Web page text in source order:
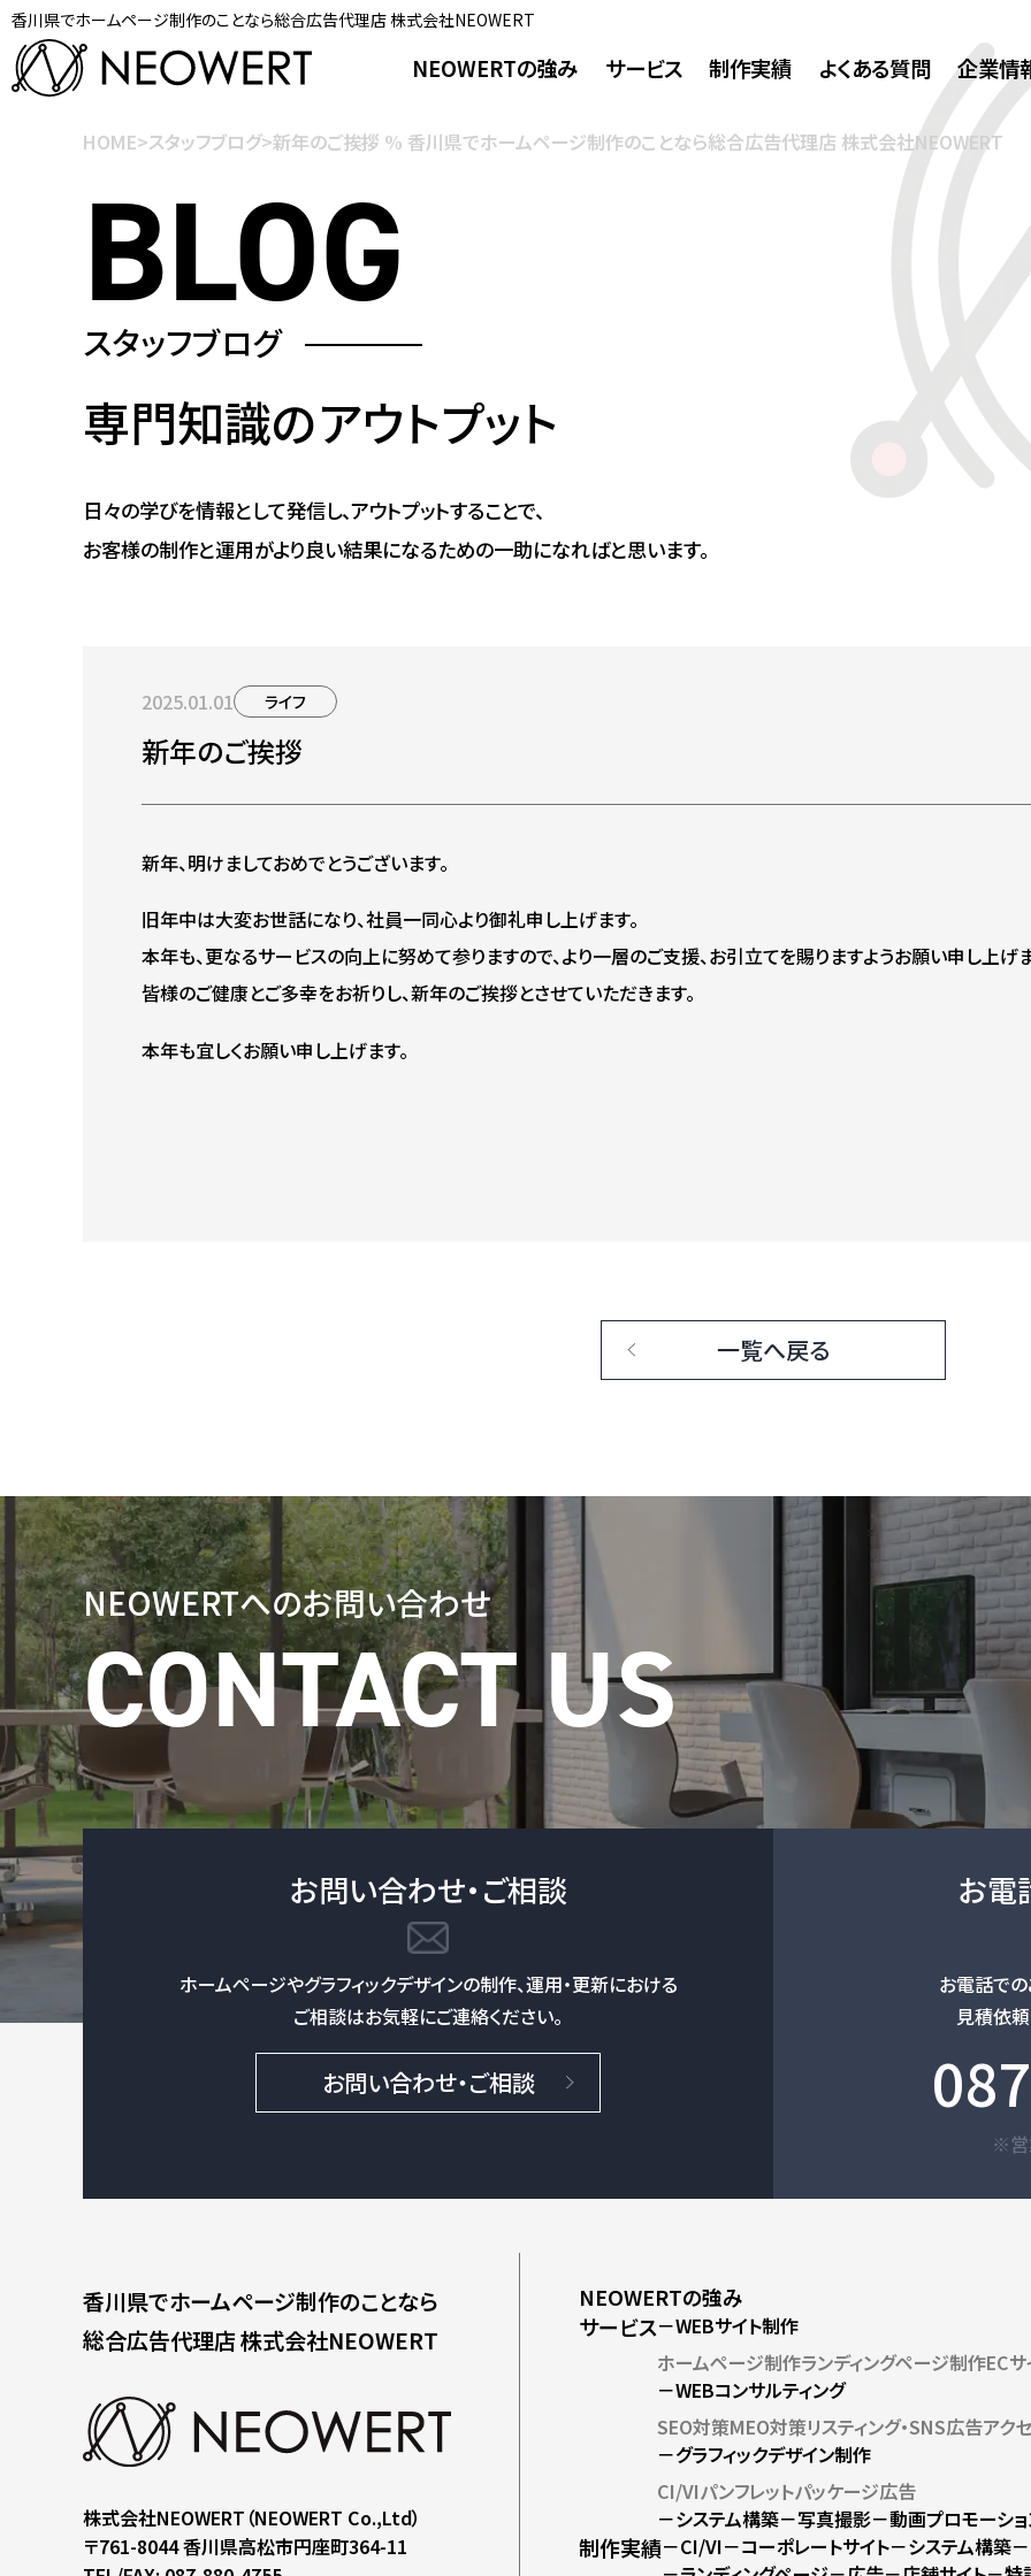
香川県でホームページ制作のことなら総合広告代理店 株式会社NEOWERT
NEOWERTの強み サービス
ECサイト制作
リスティング・SNS広告アクセス
広告
写真撮影 動画プロモ
制作実績 よくある質問 企業情
沿革
HOME>スタッフブログ>新年のご挨拶 % 香川県でホームページ制作のことなら総合広告代理店 株式会社NEOWERT
スタッフブログ
専門知識のアウトプット
日々の学びを情報として発信し、アウトプットすることで、
お客様の制作と運用がより良い結果になるための一助になればと思います。
2025.01.01 ライフ
新年のご挨拶
新年、明けましておめでとうございます。
旧年中は大変お世話になり、社員一同心より御礼申し上げます。
本年も、更なるサービスの向上に努めて参りますので、より一層のご支援、お引立てを賜りますようお願い申し上げ
皆様のご健康とご多幸をお祈りし、新年のご挨拶とさせていただきます。
本年も宜しくお願い申し上げます。
一覧へ戻る
NEOWERTへのお問い合わせ
お問い合わせ・ご相談
ホームページやグラフィックデザインの制作、運用・更新における
ご相談はお気軽にご連絡ください。
お問い合わせ・ご相談
お電
お電話で
見積依
※営
香川県でホームページ制作のことなら
総合広告代理店株式会社NEOWERT
株式会社NEOWERT （NEOWERT Co.,Ltd）
〒761-8044香川県高松市円座町364-11
NEOWERTの強み
サービス－WEBサイト制作
ホームページ制作ランディングページ制作EC
－WEBコンサルティング
SEO対策MEO対策リスティング・SNS広告アク
－グラフィックデザイン制作
CI/VIパンフレットパッケージ広告
－システム構築－写真撮影－動画プロモーショ
制作実績－CI/VI－コーポレートサイト－システム構築